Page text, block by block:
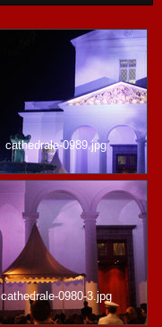
cathedrale-0989.jpg
cathedrale-0980-3.jpg